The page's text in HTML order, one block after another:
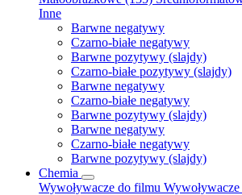
Inne
Barwne negatywy
Czarno-białe negatywy
Barwne pozytywy (slajdy)
Czarno-białe pozytywy (slajdy)
Barwne negatywy
Czarno-białe negatywy
Barwne pozytywy (slajdy)
Barwne negatywy
Czarno-białe negatywy
Barwne pozytywy (slajdy)
Chemia
Wywoływacze do filmu